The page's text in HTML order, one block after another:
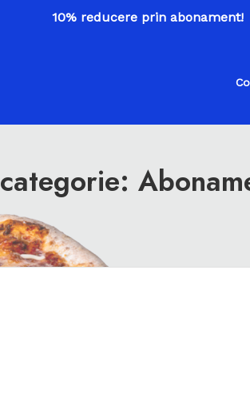
10% reducere prin abonament!
categorie: